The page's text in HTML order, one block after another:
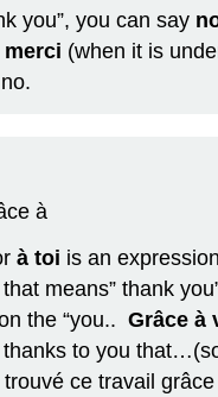
you”, you can say
merci (when it is
à
à toi is an
means” thank
the “you..Grâce à
thanks to you
trouvé ce travail